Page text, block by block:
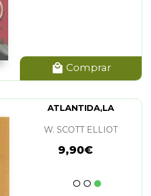
Comprar
ATLANTIDA,LA
W. SCOTT ELLIOT
9,90€